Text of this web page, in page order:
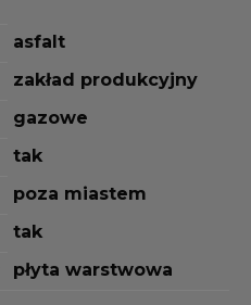
asfalt
zakład produkcyjny
gazowe
tak
poza miastem
tak
płyta warstwowa